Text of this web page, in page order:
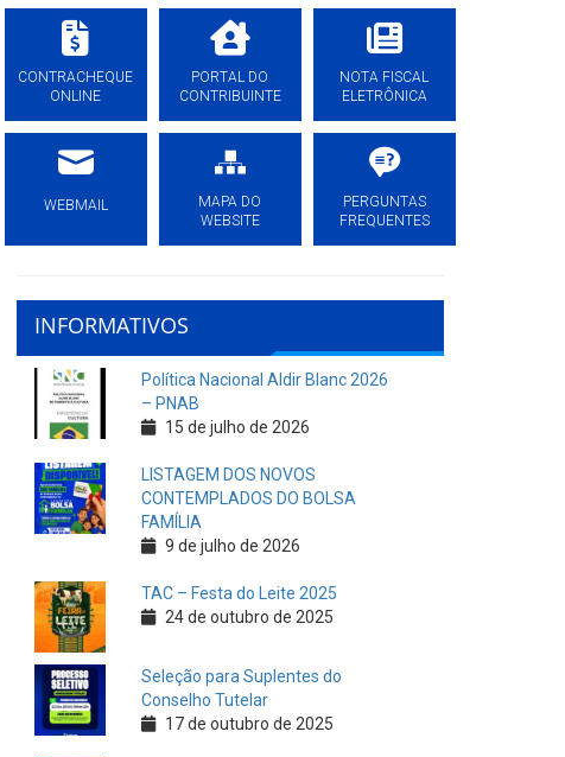
CONTRACHEQUE
ONLINE
PORTAL DO
CONTRIBUINTE
NOTA FISCAL
ELETRÔNICA
WEBMAIL
MAPA DO
WEBSITE
PERGUNTAS
FREQUENTES
INFORMATIVOS
Política Nacional Aldir Blanc 2026
– PNAB
15 de julho de 2026
LISTAGEM DOS NOVOS
CONTEMPLADOS DO BOLSA
FAMÍLIA
9 de julho de 2026
TAC – Festa do Leite 2025
24 de outubro de 2025
Seleção para Suplentes do
Conselho Tutelar
17 de outubro de 2025